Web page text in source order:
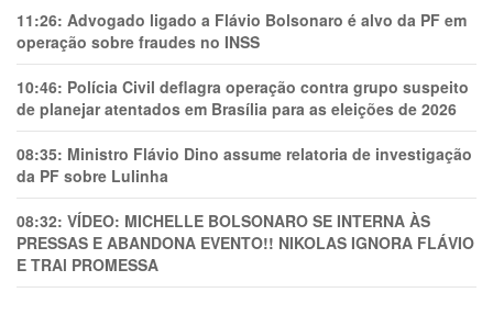
11:26: Advogado ligado a Flávio Bolsonaro é alvo da PF em
operação sobre fraudes no INSS
10:46: Polícia Civil deflagra operação contra grupo suspeito
de planejar atentados em Brasília para as eleições de 2026
08:35: Ministro Flávio Dino assume relatoria de investigação
da PF sobre Lulinha
08:32: VÍDEO: MICHELLE BOLSONARO SE INTERNA ÀS
PRESSAS E ABANDONA EVENTO!! NIKOLAS IGNORA FLÁVIO
E TRAl PROMESSA